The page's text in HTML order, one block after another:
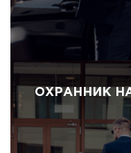
ОХРАННИК